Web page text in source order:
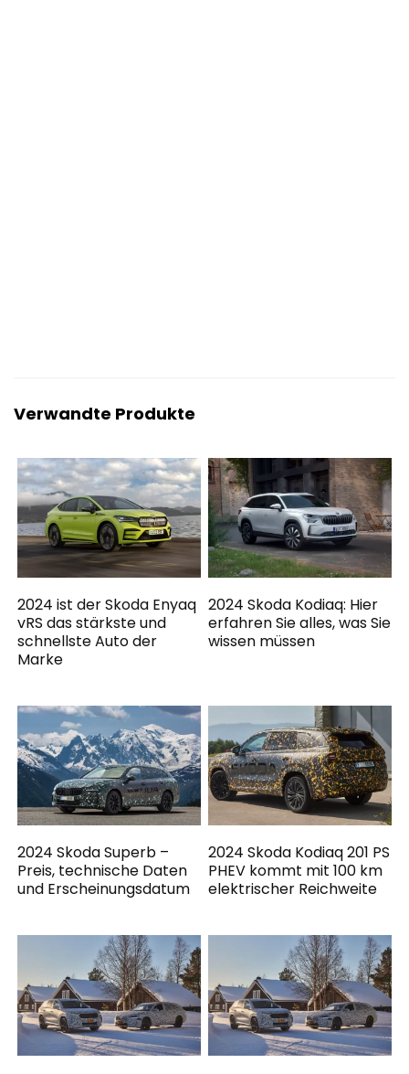
Verwandte Produkte
2024 ist der Skoda Enyaq
vRS das stärkste und
schnellste Auto der
Marke
2024 Skoda Kodiaq: Hier
erfahren Sie alles, was Sie
wissen müssen
2024 Skoda Superb –
Preis, technische Daten
und Erscheinungsdatum
2024 Skoda Kodiaq 201 PS
PHEV kommt mit 100 km
elektrischer Reichweite